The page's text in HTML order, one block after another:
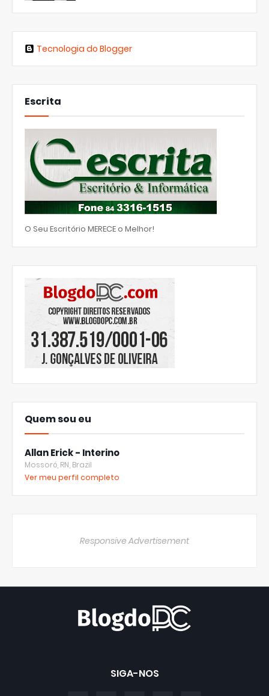
Tecnologia do Blogger
Escrita
O Seu Escritório MERECE o Melhor!
Quem sou eu
Allan Erick - Interino
Mossoró, RN, Brazil
Ver meu perfil completo
Responsive Advertisement
SIGA-NOS